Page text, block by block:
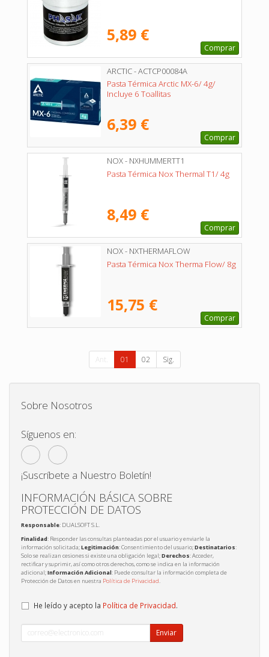
5,89 €
Comprar
ARCTIC - ACTCP00084A
Pasta Térmica Arctic MX-6/ 4g/
Incluye 6 Toallitas
6,39 €
Comprar
NOX - NXHUMMERTT1
Pasta Térmica Nox Thermal T1/ 4g
8,49 €
Comprar
NOX - NXTHERMAFLOW
Pasta Térmica Nox Therma Flow/ 8g
15,75 €
Comprar
Ant. 01 02 Sig.
Sobre Nosotros
Síguenos en:
¡Suscríbete a Nuestro Boletín!
INFORMACIÓN BÁSICA SOBRE
PROTECCIÓN DE DATOS
Responsable: DUALSOFT S.L.
Finalidad: Responder las consultas planteadas por el usuario y enviarle la
información solicitada;Legitimación: Consentimiento del usuario;Destinatarios:
Solo se realizan cesiones si existe una obligación legal;Derechos: Acceder,
rectificar y suprimir, así como otros derechos, como se indica en la información
adicional;Información Adicional: Puede consultar la información completa de
Protección de Datos en nuestra Política de Privacidad.
He leído y acepto la Política de Privacidad.
Enviar